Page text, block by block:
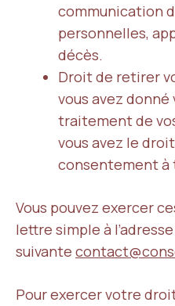
communication
personnelles,
décès.
Droit de retirer
vous avez
traitement de
vous avez le
consentement à
Vous pouvez exercer
lettre simple à l’adresse
suivante
Pour exercer votre